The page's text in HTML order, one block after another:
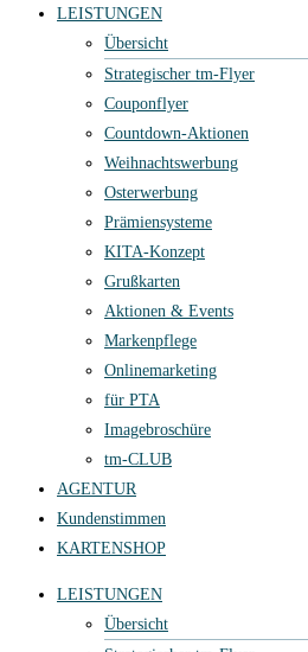
LEISTUNGEN
Übersicht
Strategischer tm-Flyer
Couponflyer
Countdown-Aktionen
Weihnachtswerbung
Osterwerbung
Prämiensysteme
KITA-Konzept
Grußkarten
Aktionen & Events
Markenpflege
Onlinemarketing
für PTA
Imagebroschüre
tm-CLUB
AGENTUR
Kundenstimmen
KARTENSHOP
LEISTUNGEN
Übersicht